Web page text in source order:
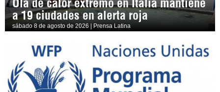
a 19 ciudades en alerta roja
sábado 8 de agosto de 2026 | Prensa Latina